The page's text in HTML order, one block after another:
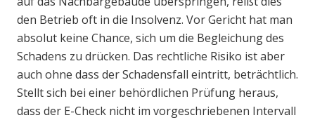
den Betrieb oft in die Insolvenz. Vor Gericht hat man
absolut keine Chance, sich um die Begleichung des
Schadens zu drücken. Das rechtliche Risiko ist aber
auch ohne dass der Schadensfall eintritt, beträchtlich.
Stellt sich bei einer behördlichen Prüfung heraus,
dass der E-Check nicht im vorgeschriebenen Intervall